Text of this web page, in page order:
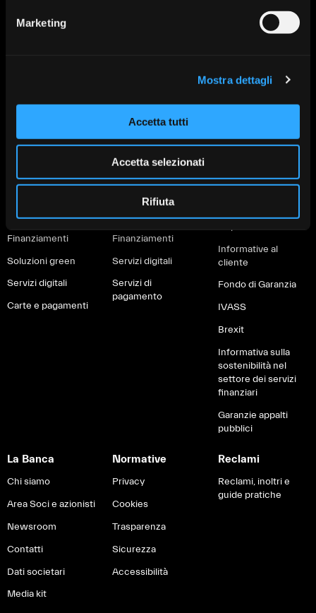
Marketing
Mostra dettagli
Accetta tutti
Accetta selezionati
Rifiuta
Tel:+030 3723.1
Prodotti per
privati
Protezione
Finanziamenti
Soluzioni green
Servizi digitali
Carte e pagamenti
Prodotti per
imprese
Protezione
Finanziamenti
Servizi digitali
Servizi di
pagamento
La Banca
Chi siamo
Area Soci e azionisti
Newsroom
Contatti
Dati societari
Media kit
Normative
Privacy
Cookies
Trasparenza
Sicurezza
Accessibilità
Reclami
Reclami, inoltri e
guide pratiche
Altro
MiFID e Finanza
Informative al
cliente
Fondo di Garanzia
IVASS
Brexit
Informativa sulla
sostenibilità nel
settore dei servizi
finanziari
Garanzie appalti
pubblici